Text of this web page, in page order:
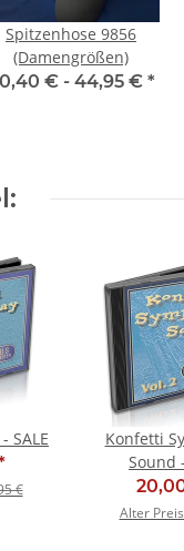
Spitzenhose 9856
(Damengrößen)
€ - 44,95 € *
SALE
€
Konfetti
Sound
Alter